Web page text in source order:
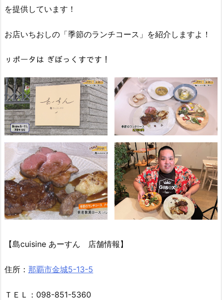
を提供しています！
お店いちおしの「季節のランチコース」を紹介しますよ！
ㇼポータは ぎぼっくすです！
【島cuisine あーすん 店舗情報】
住所： 那覇市金城5-13-5
ＴＥＬ：098-851-5360